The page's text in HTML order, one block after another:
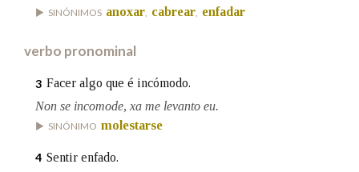
Nos exemplos
SINÓNIMOS anoxar cabrear enfadar
verbo pronominal
3 Facer algo que é incómodo.
Non se incomode, xa me levanto eu.
SINÓNIMO molestarse
4 Sentir enfado.